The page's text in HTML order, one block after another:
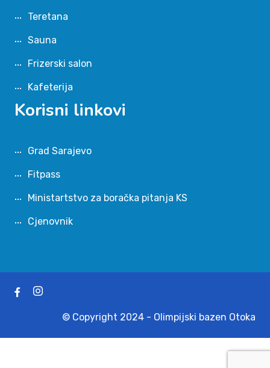
Teretana
Sauna
Frizerski salon
Kafeterija
Korisni linkovi
Grad Sarajevo
Fitpass
Ministartstvo za boračka pitanja KS
Cjenovnik
© Copyright 2024 - Olimpijski bazen Otoka